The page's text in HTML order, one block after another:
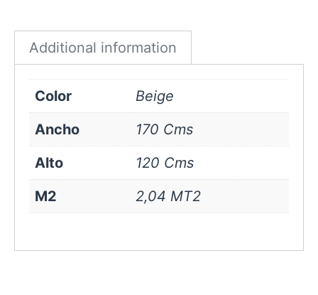
Additional information
Color
Beige
Ancho
170 Cms
Alto
120 Cms
M2
2,04 MT2